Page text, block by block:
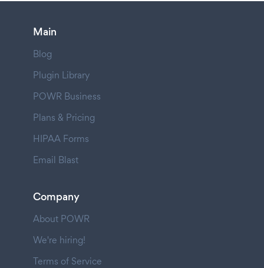
Main
Blog
Plugin Library
POWR Business
Plans & Pricing
HIPAA Forms
Email Blast
Company
About POWR
We're hiring!
Terms of Service